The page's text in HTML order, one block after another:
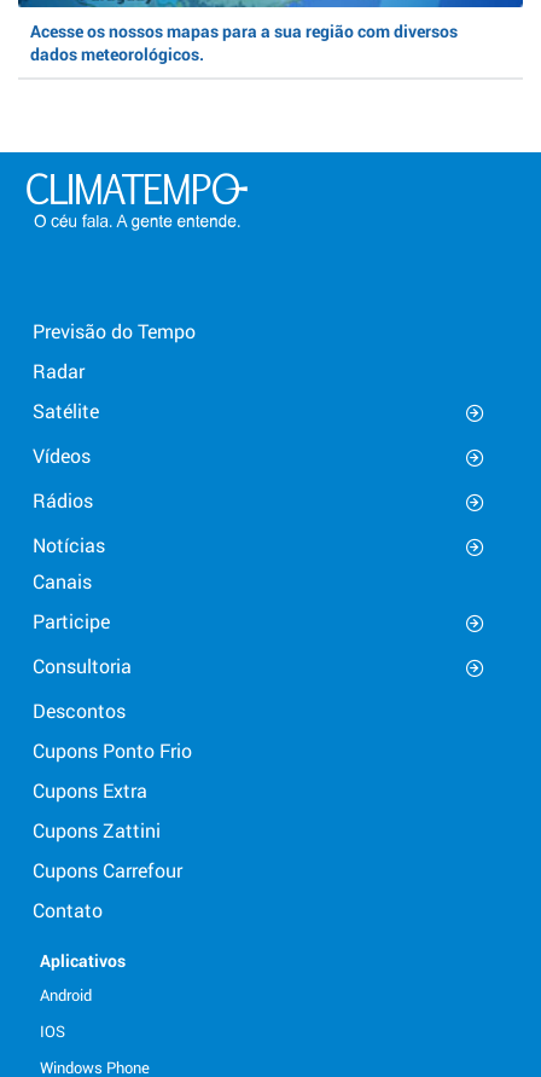
Acesse os nossos mapas para a sua região com diversos
dados meteorológicos.
Previsão do Tempo
Radar
Satélite
Vídeos
Rádios
Notícias
Canais
Participe
Consultoria
Descontos
Cupons Ponto Frio
Cupons Extra
Cupons Zattini
Cupons Carrefour
Contato
Aplicativos
Android
IOS
Windows Phone